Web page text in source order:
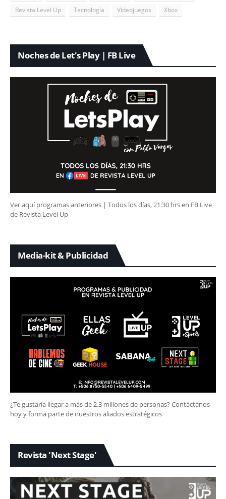
Revista Level Up
Tecnología Videojuegos Xbox
Noches de Let's Play | FB Live
Ver aquí programas anteriores | Todos los días, 21:30 hrs en FB Live
de Revista Level Up
Media-kit & Publicidad
¿Te gustaría llegar a más de 2.3 millones de personas? Contáctanos
hoy y forma parte de nuestros aliados estratégicos
Revista 'Next Stage'